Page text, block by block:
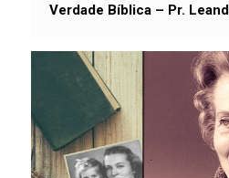
Verdade Bíblica – Pr.